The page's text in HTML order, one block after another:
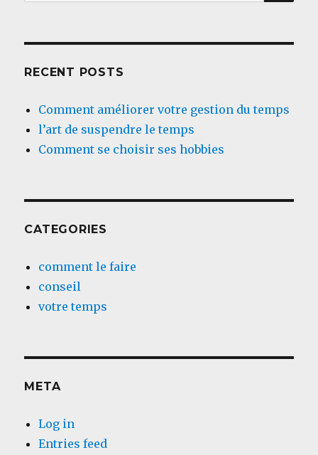
RECENT POSTS
Comment améliorer votre gestion du temps
l’art de suspendre le temps
Comment se choisir ses hobbies
CATEGORIES
comment le faire
conseil
votre temps
META
Log in
Entries feed